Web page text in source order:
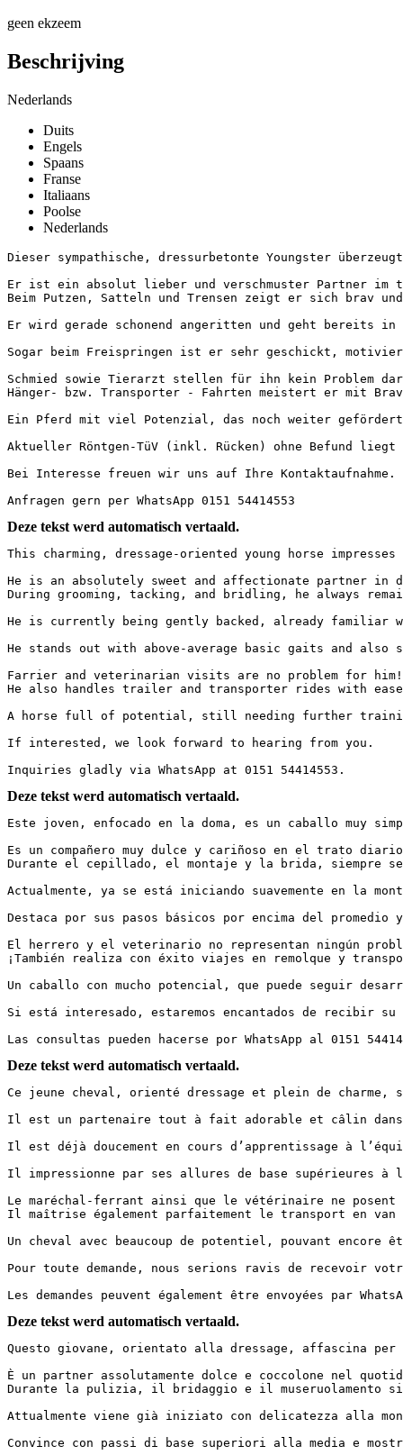
geen ekzeem
Beschrijving
Nederlands
Duits
Engels
Spaans
Franse
Italiaans
Poolse
Nederlands
Dieser sympathische, dressurbetonte Youngster
Er ist ein absolut lieber und verschmuster Partner im
Beim Putzen, Satteln und Trensen zeigt er sich brav
Er wird gerade schonend angeritten und geht bereits
Sogar beim Freispringen ist er sehr geschickt,
Schmied sowie Tierarzt stellen für ihn kein Problem
Hänger- bzw. Transporter - Fahrten meistert er mit
Ein Pferd mit viel Potenzial, das noch weiter
Aktueller Röntgen-TüV (inkl. Rücken) ohne Befund
Bei Interesse freuen wir uns auf Ihre Kontaktaufnahme.
Anfragen gern per WhatsApp 0151 54414553
Deze tekst werd automatisch vertaald.
This charming, dressage-oriented young horse
He is an absolutely sweet and affectionate partner
During grooming, tacking, and bridling, he always
He is currently being gently backed, already
He stands out with above-average basic gaits and also
Farrier and veterinarian visits are no problem for
He also handles trailer and transporter rides with
A horse full of potential, still needing further
If interested, we look forward to hearing from you.
Inquiries gladly via WhatsApp at 0151 54414553.
Deze tekst werd automatisch vertaald.
Este joven, enfocado en la doma, es un caballo muy
Es un compañero muy dulce y cariñoso en el trato
Durante el cepillado, el montaje y la brida, siempre
Actualmente, ya se está iniciando suavemente en la
Destaca por sus pasos básicos por encima del
El herrero y el veterinario no representan ningún
¡También realiza con éxito viajes en remolque y
Un caballo con mucho potencial, que puede seguir
Si está interesado, estaremos encantados de recibir su
Las consultas pueden hacerse por WhatsApp al 0151
Deze tekst werd automatisch vertaald.
Ce jeune cheval, orienté dressage et plein de
Il est un partenaire tout à fait adorable et câlin
Il est déjà doucement en cours d’apprentissage à
Il impressionne par ses allures de base supérieures à
Le maréchal-ferrant ainsi que le vétérinaire ne
Il maîtrise également parfaitement le transport en van
Un cheval avec beaucoup de potentiel, pouvant encore
Pour toute demande, nous serions ravis de recevoir
Les demandes peuvent également être envoyées par
Deze tekst werd automatisch vertaald.
Questo giovane, orientato alla dressage, affascina
È un partner assolutamente dolce e coccolone nel
Durante la pulizia, il bridaggio e il museruolamento
Attualmente viene già iniziato con delicatezza alla
Convince con passi di base superiori alla media e